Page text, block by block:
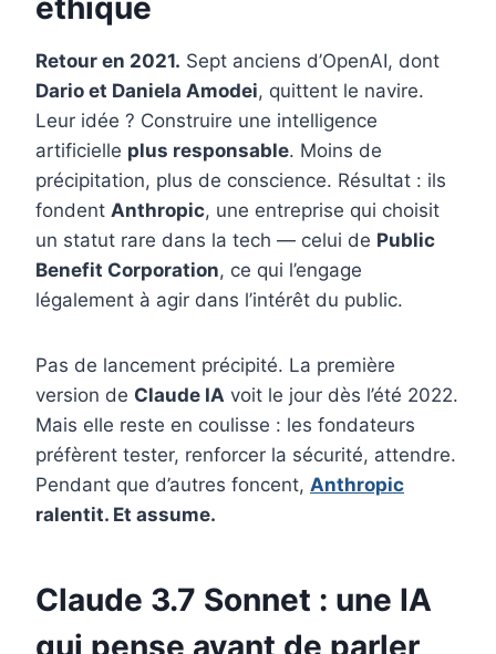
éthique
Retour en 2021. Sept anciens d’OpenAI, dont
Dario et Daniela Amodei, quittent le navire.
Leur idée ? Construire une intelligence
artificielle plus responsable. Moins de
précipitation, plus de conscience. Résultat : ils
fondent Anthropic, une entreprise qui choisit
un statut rare dans la tech — celui de Public
Benefit Corporation, ce qui l’engage
légalement à agir dans l’intérêt du public.
Pas de lancement précipité. La première
version de Claude IA voit le jour dès l’été 2022.
Mais elle reste en coulisse : les fondateurs
préfèrent tester, renforcer la sécurité, attendre.
Pendant que d’autres foncent, Anthropic
ralentit. Et assume.
Claude 3.7 Sonnet : une IA